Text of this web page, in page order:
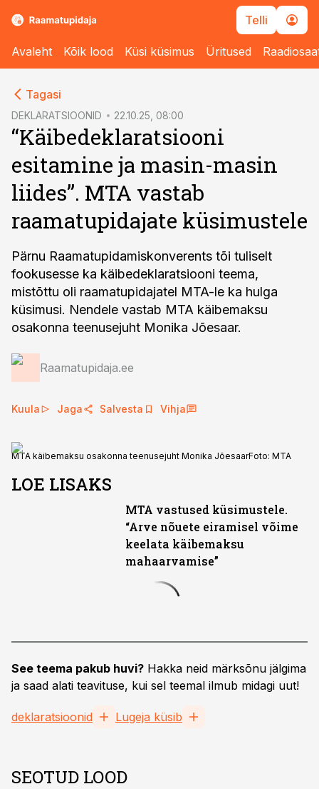
Telli
Avaleht Kõik lood Küsi küsimus Üritused
Tagasi
DEKLARATSIOONID 22.10.25, 08:00
“Käibedeklaratsiooni
esitamine ja masin-masin
liides”. MTA vastab
raamatupidajate küsimustele
Pärnu Raamatupidamiskonverents tõi tuliselt
fookusesse ka käibedeklaratsiooni teema,
mistõttu oli raamatupidajatel MTA-le ka hulga
küsimusi. Nendele vastab MTA käibemaksu
osakonna teenusejuht Monika Jõesaar.
Raamatupidaja.ee
Kuula Jaga Salvesta Vihja
MTA käibemaksu osakonna teenusejuht Monika JõesaarFoto: MTA
LOE LISAKS
MTA vastused küsimustele.
“Arve nõuete eiramisel võime
keelata käibemaksu
mahaarvamise”
See teema pakub huvi? Hakka neid märksõnu jälgima
ja saad alati teavituse, kui sel teemal ilmub midagi uut!
deklaratsioonid Lugeja küsib
SEOTUD LOOD